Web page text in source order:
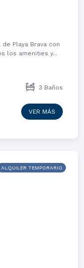
Playa Brava con
los amenities y...
3 Baños
VER MÁS
ALQUILER TEMPORARIO